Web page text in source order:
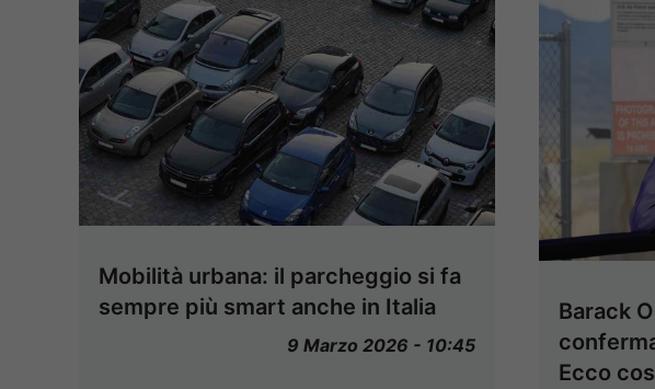
Mobilità urbana: il parcheggio si fa
sempre più smart anche in Italia
9 Marzo 2026 - 10:45
Barack
Ecco